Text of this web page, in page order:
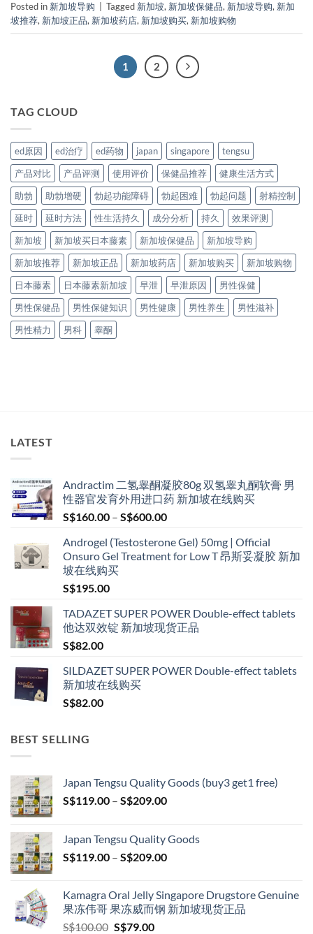
Posted in 新加坡导购 Tagged 新加坡, 新加坡保健品, 新加坡导购, 新加
坡推荐, 新加坡正品, 新加坡药店, 新加坡购买, 新加坡购物
1 2
TAG CLOUD
ed原因 ed治疗 ed药物 japan singapore
tengsu
产品对比
产品评测 使用评价 保健品推荐
健康生活方式
助勃
助勃增硬 勃起功能障碍 勃起困难 勃起问题
射精控制
延时
延时方法 性生活持久 成分分析 持久
效果评测
新加坡
新加坡买日本藤素 新加坡保健品
新加坡导购
新加坡推荐
新加坡正品 新加坡药店 新加坡购买
新加坡购物
日本藤素
日本藤素新加坡 早泄 早泄原因
男性保健
男性保健品
男性保健知识 男性健康 男性养生
男性滋补
男性精力
男科 睾酮
LATEST
Andractim 二氢睾酮凝胶80g 双氢睾丸酮软膏 男
性器官发育外用进口药 新加坡在线购买
S$160.00 – S$600.00Price
S$160.00
through
Androgel (Testosterone Gel) 50mg | Official
Onsuro Gel Treatment for Low T 昂斯妥凝胶 新加
坡在线购买
S$195.00
TADAZET SUPER POWER Double-effect tablets
他达双效锭 新加坡现货正品
S$82.00
SILDAZET SUPER POWER Double-effect tablets
新加坡在线购买
S$82.00
BEST SELLING
Japan Tengsu Quality Goods (buy3 get1 free)
S$119.00 – S$209.00Price
through
S$209.00
Japan Tengsu Quality Goods
S$119.00 – S$209.00Price
through
S$209.00
Kamagra Oral Jelly Singapore Drugstore Genuine
果冻伟哥 果冻威而钢 新加坡现货正品
S$100.00 Original
S$79.00Current